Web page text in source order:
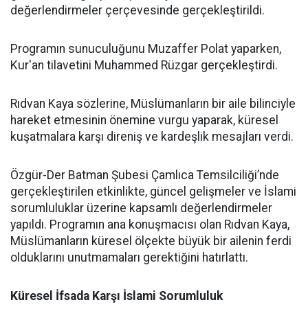
değerlendirmeler çerçevesinde gerçekleştirildi.
Programın sunuculuğunu Muzaffer Polat yaparken,
Kur'an tilavetini Muhammed Rüzgar gerçekleştirdi.
Rıdvan Kaya sözlerine, Müslümanların bir aile bilinciyle
hareket etmesinin önemine vurgu yaparak, küresel
kuşatmalara karşı direniş ve kardeşlik mesajları verdi.
Özgür-Der Batman Şubesi Çamlıca Temsilciliği’nde
gerçekleştirilen etkinlikte, güncel gelişmeler ve İslami
sorumluluklar üzerine kapsamlı değerlendirmeler
yapıldı. Programın ana konuşmacısı olan Rıdvan Kaya,
Müslümanların küresel ölçekte büyük bir ailenin ferdi
olduklarını unutmamaları gerektiğini hatırlattı.
Küresel İfsada Karşı İslami Sorumluluk